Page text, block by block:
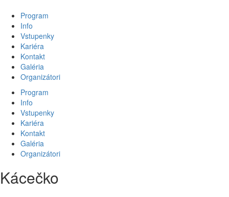
Program
Info
Vstupenky
Kariéra
Kontakt
Galéria
Organizátori
Program
Info
Vstupenky
Kariéra
Kontakt
Galéria
Organizátori
Kácečko